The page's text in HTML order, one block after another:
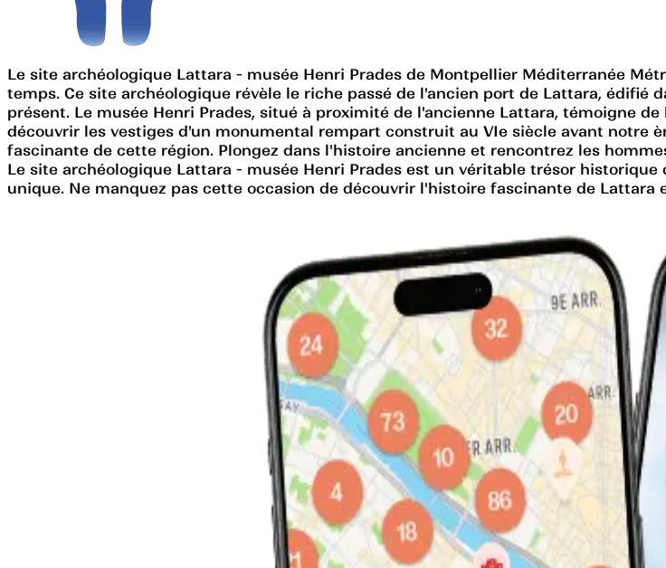
Le site archéologique Lattara - musée Henri Prades de Montpellier Méditerranée
temps. Ce site archéologique révèle le riche passé de l'ancien port de Lattara, édifié
présent. Le musée Henri Prades, situé à proximité de l'ancienne Lattara, témoigne
découvrir les vestiges d'un monumental rempart construit au VIe siècle avant notre
fascinante de cette région. Plongez dans l'histoire ancienne et rencontrez les
Le site archéologique Lattara - musée Henri Prades est un véritable trésor
unique. Ne manquez pas cette occasion de découvrir l'histoire fascinante de Lattara